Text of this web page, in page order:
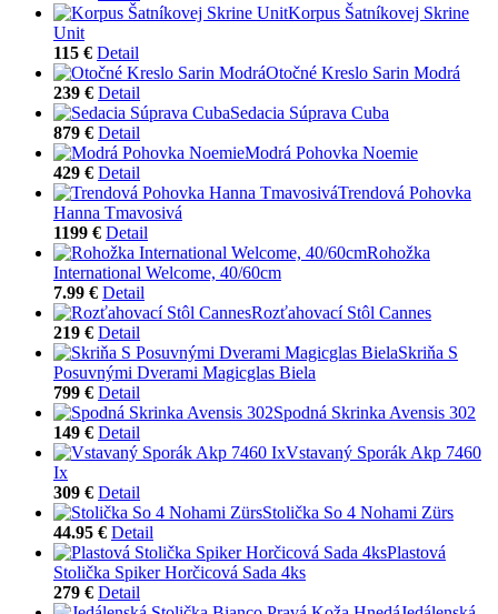
Korpus Šatníkovej Skrine
Unit
115 € Detail
Otočné Kreslo Sarin Modrá
239 € Detail
Sedacia Súprava Cuba
879 € Detail
Modrá Pohovka Noemie
429 € Detail
Trendová Pohovka
Hanna Tmavosivá
1199 € Detail
Rohožka
International Welcome, 40/60cm
7.99 € Detail
Rozťahovací Stôl Cannes
219 € Detail
Skriňa S
Posuvnými Dverami Magicglas Biela
799 € Detail
Spodná Skrinka Avensis 302
149 € Detail
Vstavaný Sporák Akp 7460
Ix
309 € Detail
Stolička So 4 Nohami Zürs
44.95 € Detail
Plastová
Stolička Spiker Horčicová Sada 4ks
279 € Detail